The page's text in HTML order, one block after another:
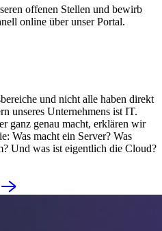
offenen Stellen und bewirb
online über unser Portal.
und nicht alle haben direkt
unseres Unternehmens ist IT.
ganz genau macht, erklären wir
Was macht ein Server? Was
Und was ist eigentlich die Cloud?